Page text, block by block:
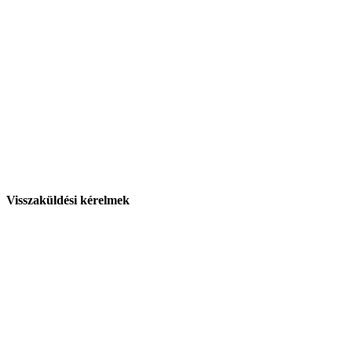
Visszaküldési kérelmek